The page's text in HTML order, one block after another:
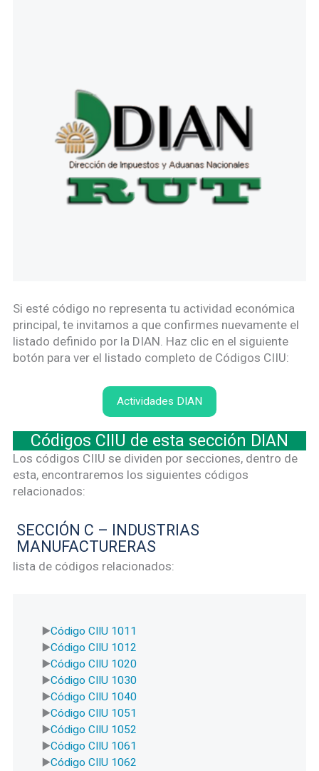
Si esté código no representa tu actividad económica
principal, te invitamos a que confirmes nuevamente el
listado definido por la DIAN. Haz clic en el siguiente
botón para ver el listado completo de Códigos CIIU:
Actividades DIAN
Códigos CIIU de esta sección DIAN
Los códigos CIIU se dividen por secciones, dentro de
esta, encontraremos los siguientes códigos
relacionados:
SECCIÓN C – INDUSTRIAS
MANUFACTURERAS
lista de códigos relacionados:
Código CIIU 1011
Código CIIU 1012
Código CIIU 1020
Código CIIU 1030
Código CIIU 1040
Código CIIU 1051
Código CIIU 1052
Código CIIU 1061
Código CIIU 1062